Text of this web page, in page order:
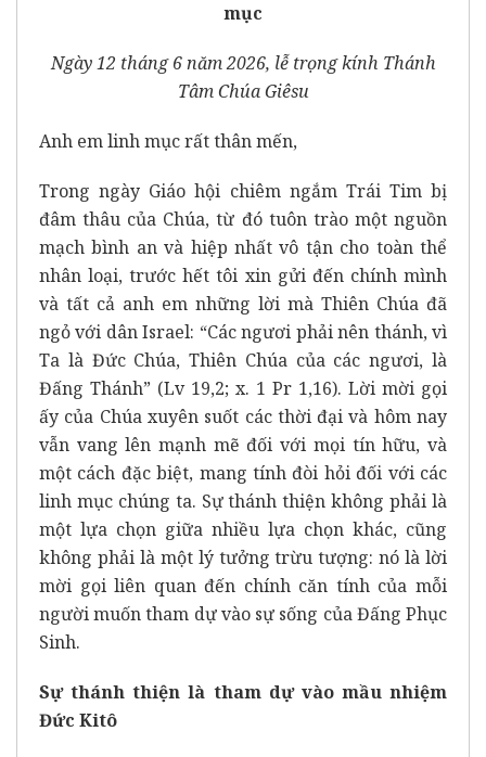
mục
Ngày 12 tháng 6 năm 2026, lễ trọng kính Thánh
Tâm Chúa Giêsu
Anh em linh mục rất thân mến,
Trong ngày Giáo hội chiêm ngắm Trái Tim bị
đâm thâu của Chúa, từ đó tuôn trào một nguồn
mạch bình an và hiệp nhất vô tận cho toàn thể
nhân loại, trước hết tôi xin gửi đến chính mình
và tất cả anh em những lời mà Thiên Chúa đã
ngỏ với dân Israel: “Các ngươi phải nên thánh, vì
Ta là Đức Chúa, Thiên Chúa của các ngươi, là
Đấng Thánh” (Lv 19,2; x. 1 Pr 1,16). Lời mời gọi
ấy của Chúa xuyên suốt các thời đại và hôm nay
vẫn vang lên mạnh mẽ đối với mọi tín hữu, và
một cách đặc biệt, mang tính đòi hỏi đối với các
linh mục chúng ta. Sự thánh thiện không phải là
một lựa chọn giữa nhiều lựa chọn khác, cũng
không phải là một lý tưởng trừu tượng: nó là lời
mời gọi liên quan đến chính căn tính của mỗi
người muốn tham dự vào sự sống của Đấng Phục
Sinh.
Sự thánh thiện là tham dự vào mầu nhiệm
Đức Kitô